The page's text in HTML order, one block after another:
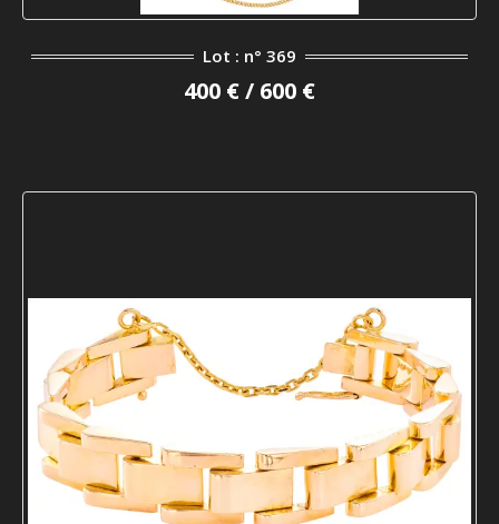
Lot : n° 369
400 € / 600 €